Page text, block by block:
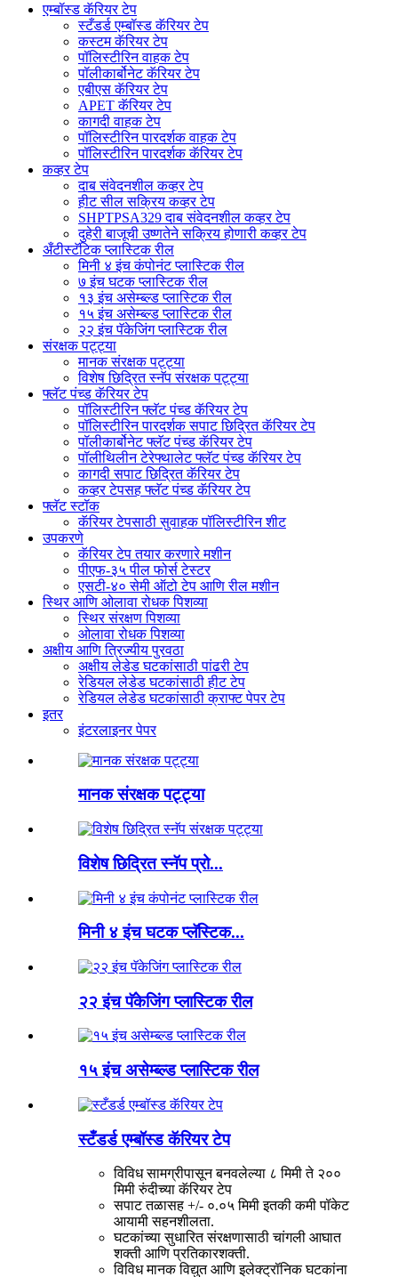
एम्बॉस्ड कॅरियर टेप
स्टँडर्ड एम्बॉस्ड कॅरियर टेप
कस्टम कॅरियर टेप
पॉलिस्टीरिन वाहक टेप
पॉलीकार्बोनेट कॅरियर टेप
एबीएस कॅरियर टेप
APET कॅरियर टेप
कागदी वाहक टेप
पॉलिस्टीरिन पारदर्शक वाहक टेप
पॉलिस्टीरिन पारदर्शक कॅरियर टेप
कव्हर टेप
दाब संवेदनशील कव्हर टेप
हीट सील सक्रिय कव्हर टेप
SHPTPSA329 दाब संवेदनशील कव्हर टेप
दुहेरी बाजूची उष्णतेने सक्रिय होणारी कव्हर टेप
अँटीस्टॅटिक प्लास्टिक रील
मिनी ४ इंच कंपोनंट प्लास्टिक रील
७ इंच घटक प्लास्टिक रील
१३ इंच असेम्ब्ल्ड प्लास्टिक रील
१५ इंच असेम्ब्ल्ड प्लास्टिक रील
२२ इंच पॅकेजिंग प्लास्टिक रील
संरक्षक पट्ट्या
मानक संरक्षक पट्ट्या
विशेष छिद्रित स्नॅप संरक्षक पट्ट्या
फ्लॅट पंच्ड कॅरियर टेप
पॉलिस्टीरिन फ्लॅट पंच्ड कॅरियर टेप
पॉलिस्टीरिन पारदर्शक सपाट छिद्रित कॅरियर टेप
पॉलीकार्बोनेट फ्लॅट पंच्ड कॅरियर टेप
पॉलीथिलीन टेरेफ्थालेट फ्लॅट पंच्ड कॅरियर टेप
कागदी सपाट छिद्रित कॅरियर टेप
कव्हर टेपसह फ्लॅट पंच्ड कॅरियर टेप
फ्लॅट स्टॉक
कॅरियर टेपसाठी सुवाहक पॉलिस्टीरिन शीट
उपकरणे
कॅरियर टेप तयार करणारे मशीन
पीएफ-३५ पील फोर्स टेस्टर
एसटी-४० सेमी ऑटो टेप आणि रील मशीन
स्थिर आणि ओलावा रोधक पिशव्या
स्थिर संरक्षण पिशव्या
ओलावा रोधक पिशव्या
अक्षीय आणि त्रिज्यीय पुरवठा
अक्षीय लेडेड घटकांसाठी पांढरी टेप
रेडियल लेडेड घटकांसाठी हीट टेप
रेडियल लेडेड घटकांसाठी क्राफ्ट पेपर टेप
इतर
इंटरलाइनर पेपर
मानक संरक्षक पट्ट्या
विशेष छिद्रित स्नॅप प्रो...
मिनी ४ इंच घटक प्लॅस्टिक...
२२ इंच पॅकेजिंग प्लास्टिक रील
१५ इंच असेम्ब्ल्ड प्लास्टिक रील
स्टँडर्ड एम्बॉस्ड कॅरियर टेप
विविध सामग्रीपासून बनवलेल्या ८ मिमी ते २००
मिमी रुंदीच्या कॅरियर टेप
सपाट तळासह +/- ०.०५ मिमी इतकी कमी पॉकेट
आयामी सहनशीलता.
घटकांच्या सुधारित संरक्षणासाठी चांगली आघात
शक्ती आणि प्रतिकारशक्ती.
विविध मानक विद्युत आणि इलेक्ट्रॉनिक घटकांना